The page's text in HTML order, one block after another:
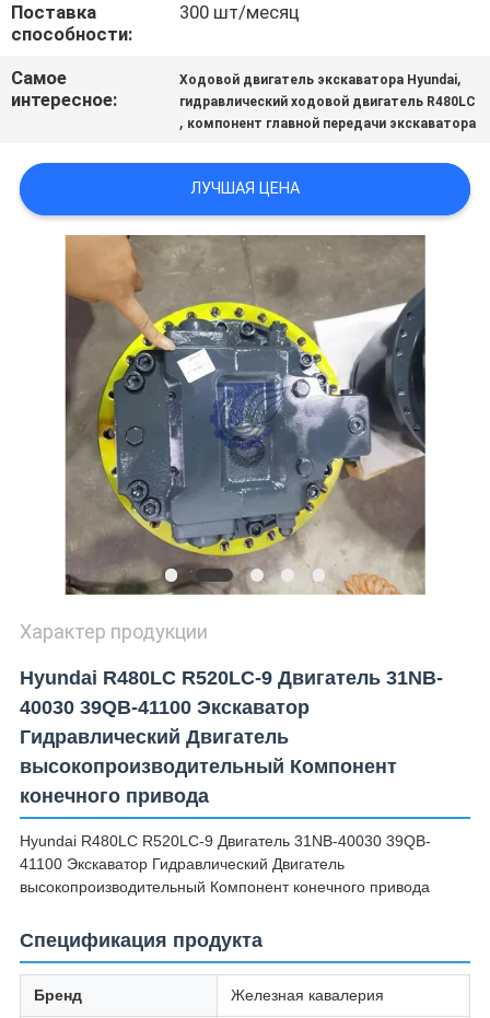
ВСЕ
СЛУЧАИ
ОТПРАВИТЬ
ЗАПРОС
SITEMAP
ПОЛИТИКА
УЕДИНЕНИЯ
Поставка
способности:
300 шт/месяц
Самое
интересное:
Ходовой двигатель экскаватора Hyundai,
гидравлический ходовой двигатель R480LC
, компонент главной передачи экскаватора
ЛУЧШАЯ ЦЕНА
Характер продукции
Hyundai R480LC R520LC-9 Двигатель 31NB-
40030 39QB-41100 Экскаватор
Гидравлический Двигатель
высокопроизводительный Компонент
конечного привода
Hyundai R480LC R520LC-9 Двигатель 31NB-40030 39QB-
41100 Экскаватор Гидравлический Двигатель
высокопроизводительный Компонент конечного привода
Спецификация продукта
Бренд Железная кавалерия